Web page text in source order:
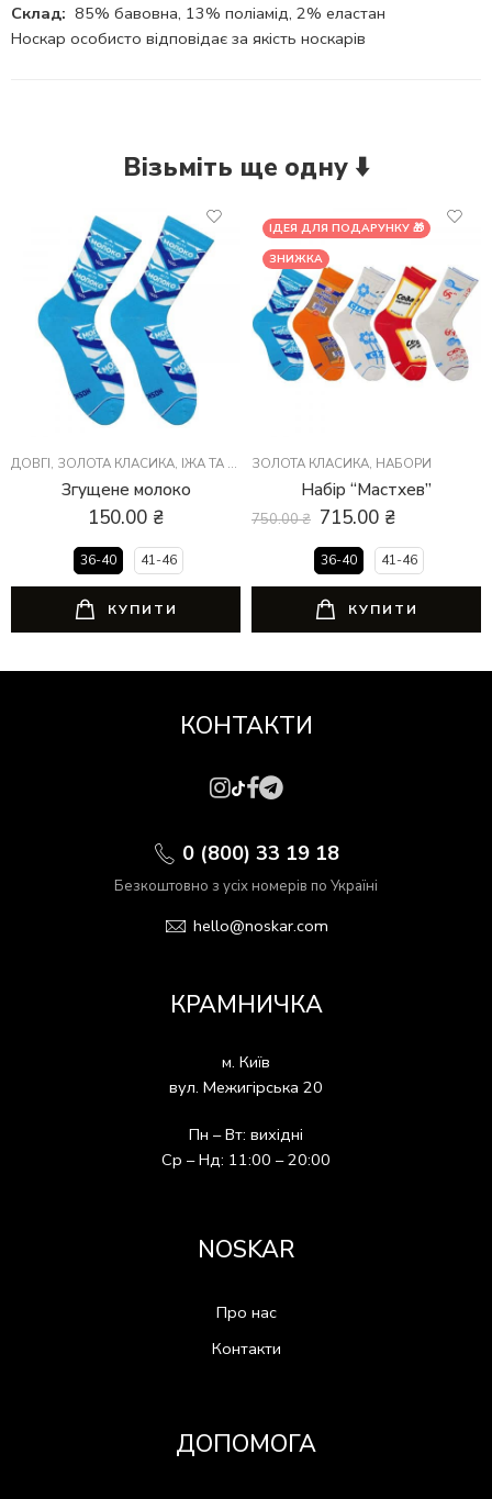
Склад: 85% бавовна, 13% поліамід, 2% еластан
Носкар особисто відповідає за якість носкарів
Візьміть ще одну ⬇️
ДОВГІ, ЗОЛОТА КЛАСИКА, ЇЖА ТА НАПОЇ
Згущене молоко
150.00 ₴
36-40 41-46
КУПИТИ
ІДЕЯ ДЛЯ ПОДАРУНКУ 🎁
ЗНИЖКА
ЗОЛОТА КЛАСИКА, НАБОРИ
Набір “Мастхев”
750.00₴ 715.00 ₴
36-40 41-46
КУПИТИ
КОНТАКТИ
0 (800) 33 19 18
Безкоштовно з усіх номерів по Україні
hello@noskar.com
КРАМНИЧКА
м. Київ
вул. Межигірська 20
Пн – Вт: вихідні
Ср – Нд: 11:00 – 20:00
NOSKAR
Про нас
Контакти
ДОПОМОГА